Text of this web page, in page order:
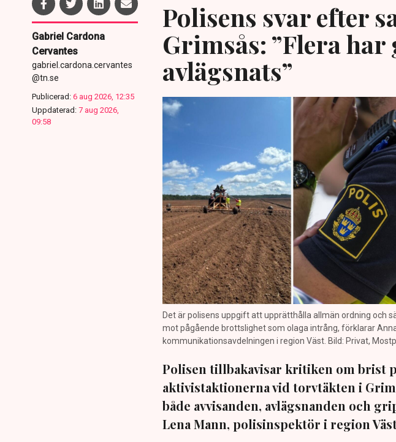
Gabriel Cardona
Cervantes
gabriel.cardona.cervantes
@tn.se
Publicerad: 6 aug 2026, 12:35
Uppdaterad: 7 aug 2026,
09:58
Polisens svar efter
Grimsås: ”Flera
avlägsnats”
Det är polisens uppgift att upprätthålla allmän ordning och
mot pågående brottslighet som olaga intrång, förklarar
kommunikationsavdelningen i region Väst. Bild: Privat,
Polisen tillbakavisar kritiken om brist
aktivistaktionerna vid torvtäkten i
både avvisanden, avlägsnanden och
Lena Mann, polisinspektör i region